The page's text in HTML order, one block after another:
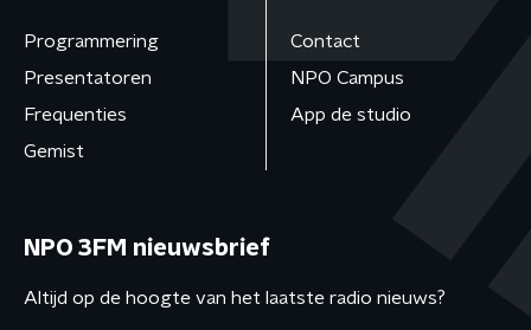
Programmering
Presentatoren
Frequenties
Gemist
Contact
NPO Campus
App de studio
NPO 3FM nieuwsbrief
Altijd op de hoogte van het laatste radio nieuws?